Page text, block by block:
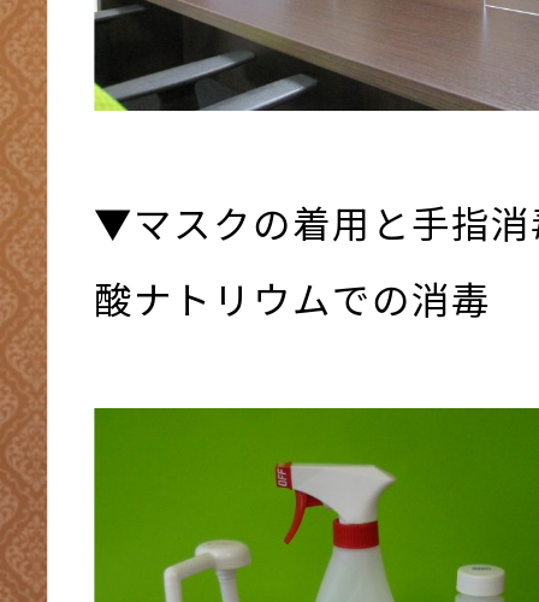
▼マスクの着用と手指
酸ナトリウムでの消毒